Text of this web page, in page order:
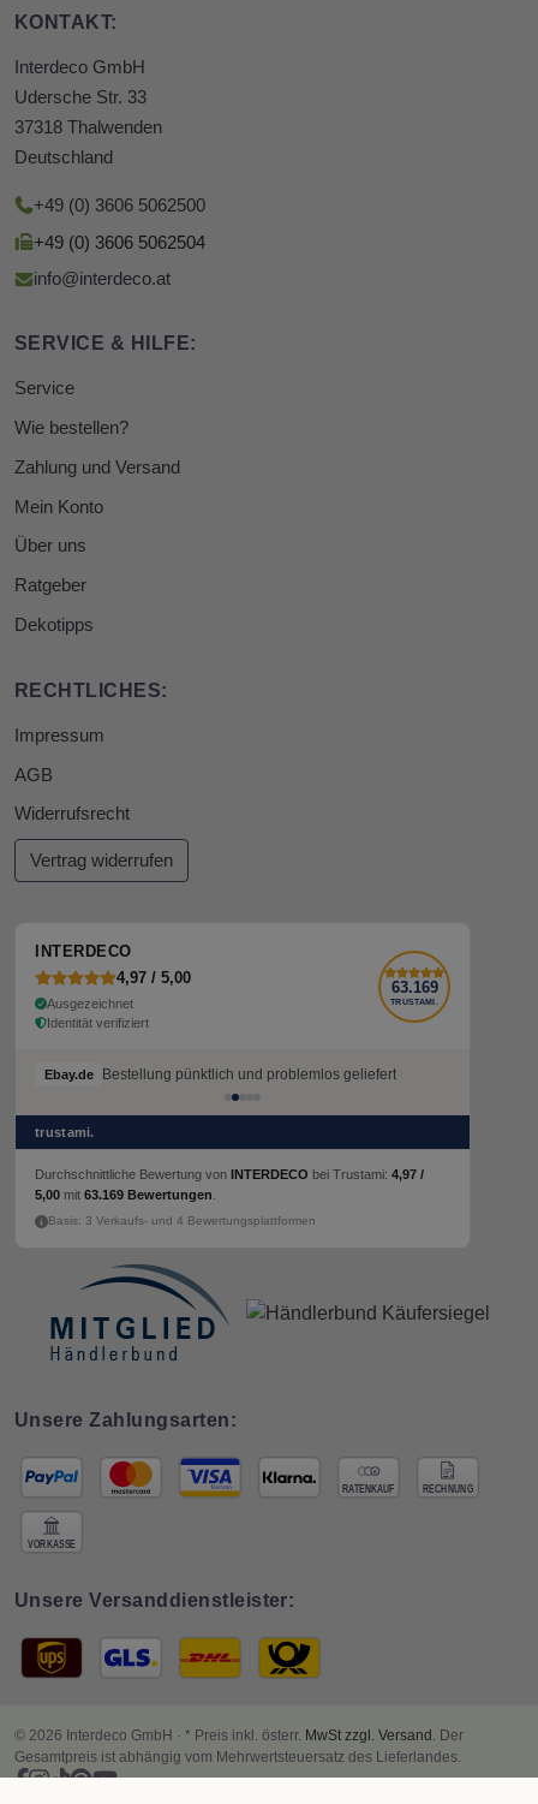
KONTAKT:
Interdeco GmbH
Udersche Str. 33
37318 Thalwenden
Deutschland
+49 (0) 3606 5062500
+49 (0) 3606 5062504
info@interdeco.at
SERVICE & HILFE:
Service
Wie bestellen?
Zahlung und Versand
Mein Konto
Über uns
Ratgeber
Dekotipps
RECHTLICHES:
Impressum
AGB
Widerrufsrecht
Vertrag widerrufen
INTERDECO
4,97 / 5,00
Ausgezeichnet
Identität verifiziert
63.169
TRUSTAMI.
Ebay.de Bestellung pünktlich und problemlos geliefert
Ebay.de Bestellung pünktlich und problemlos geliefert
trustami.
Durchschnittliche Bewertung von INTERDECO bei Trustami: 4,97 /
5,00 mit 63.169 Bewertungen
Basis: 3 Verkaufs- und 4 Bewertungsplattformen
Unsere Zahlungsarten:
Unsere Versanddienstleister:
© 2026 Interdeco GmbH · * Preis inkl. österr. MwSt zzgl. Versand . Der
Gesamtpreis ist abhängig vom Mehrwertsteuersatz des Lieferlandes.